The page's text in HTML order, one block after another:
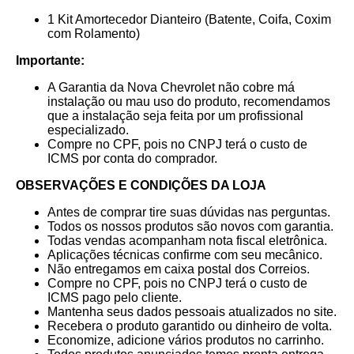
1 Kit Amortecedor Dianteiro (Batente, Coifa, Coxim
com Rolamento)
Importante:
A Garantia da Nova Chevrolet não cobre má
instalação ou mau uso do produto, recomendamos
que a instalação seja feita por um profissional
especializado.
Compre no CPF, pois no CNPJ terá o custo de
ICMS por conta do comprador.
OBSERVAÇÕES E CONDIÇÕES DA LOJA
Antes de comprar tire suas dúvidas nas perguntas.
Todos os nossos produtos são novos com garantia.
Todas vendas acompanham nota fiscal eletrônica.
Aplicações técnicas confirme com seu mecânico.
Não entregamos em caixa postal dos Correios.
Compre no CPF, pois no CNPJ terá o custo de
ICMS pago pelo cliente.
Mantenha seus dados pessoais atualizados no site.
Recebera o produto garantido ou dinheiro de volta.
Economize, adicione vários produtos no carrinho.